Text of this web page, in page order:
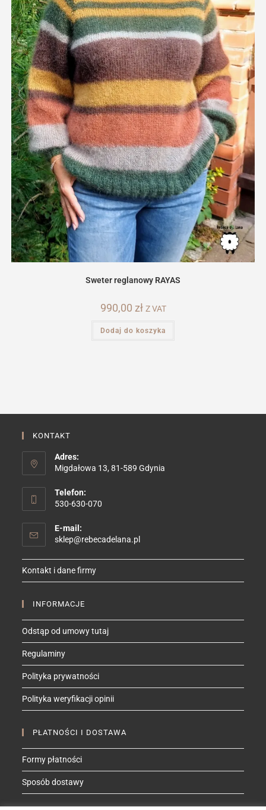
Sweter reglanowy RAYAS
990,00 zł Z VAT
Dodaj do koszyka
KONTAKT
Adres:
Migdałowa 13, 81-589 Gdynia
Telefon:
530-630-070
E-mail:
sklep@rebecadelana.plOpens
your
Kontakt i dane firmy
INFORMACJE
Odstąp od umowy tutaj
Regulaminy
Polityka prywatności
Polityka weryfikacji opinii
PŁATNOŚCI I DOSTAWA
Formy płatności
Sposób dostawy